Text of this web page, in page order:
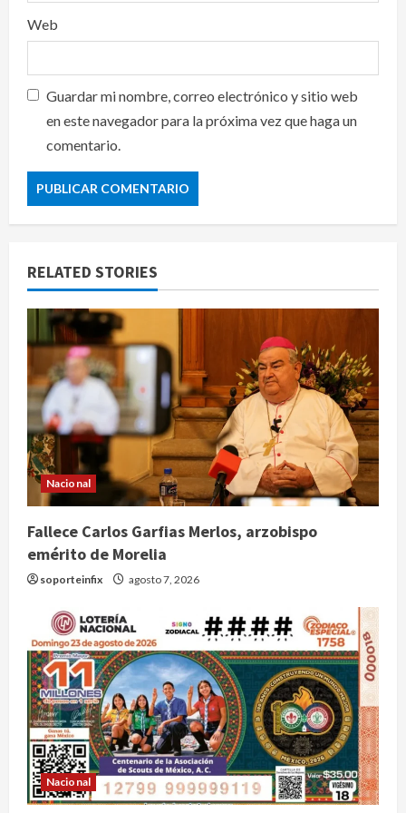
Web
Guardar mi nombre, correo electrónico y sitio web
en este navegador para la próxima vez que haga un
comentario.
RELATED STORIES
Nacional
Fallece Carlos Garfias Merlos, arzobispo
emérito de Morelia
soporteinfix agosto 7, 2026
Nacional
Colombia despide al gobierno de
Gustavo Petro tras cuatro años de